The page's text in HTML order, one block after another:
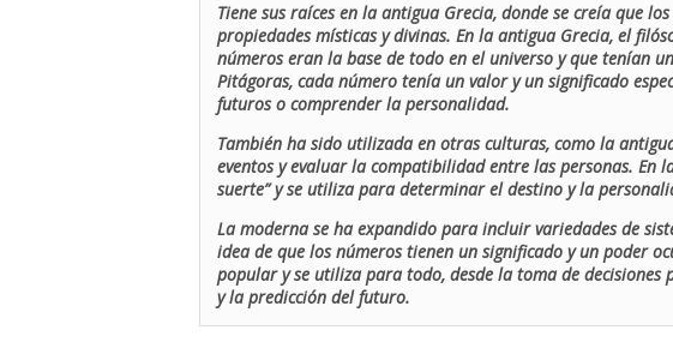
Tiene sus raíces en la antigua Grecia, donde se creía que
propiedades místicas y divinas. En la antigua Grecia, el
números eran la base de todo en el universo y que tenían
Pitágoras, cada número tenía un valor y un significado
futuros o comprender la personalidad.
También ha sido utilizada en otras culturas, como la
eventos y evaluar la compatibilidad entre las personas. En
suerte” y se utiliza para determinar el destino y la
La moderna se ha expandido para incluir variedades de
idea de que los números tienen un significado y un poder
popular y se utiliza para todo, desde la toma de
y la predicción del futuro.